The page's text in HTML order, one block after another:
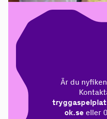
Är du
ok.se eller